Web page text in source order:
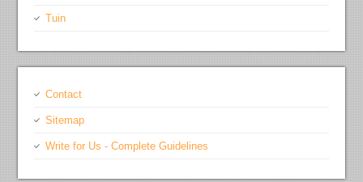
Tuin
Contact
Sitemap
Write for Us - Complete Guidelines